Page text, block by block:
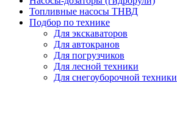
Топливные насосы ТНВД
Подбор по технике
Для экскаваторов
Для автокранов
Для погрузчиков
Для лесной техники
Для снегоуборочной техники